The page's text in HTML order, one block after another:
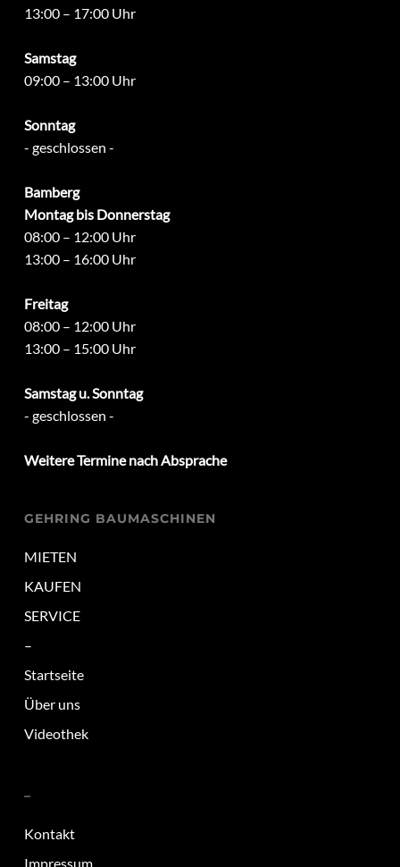
13:00 – 17:00 Uhr
Samstag
09:00 – 13:00 Uhr
Sonntag
- geschlossen -
Bamberg
Montag bis Donnerstag
08:00 – 12:00 Uhr
13:00 – 16:00 Uhr
Freitag
08:00 – 12:00 Uhr
13:00 – 15:00 Uhr
Samstag u. Sonntag
- geschlossen -
Weitere Termine nach Absprache
GEHRING BAUMASCHINEN
MIETEN
KAUFEN
SERVICE
–
Startseite
Über uns
Videothek
–
Kontakt
Impressum